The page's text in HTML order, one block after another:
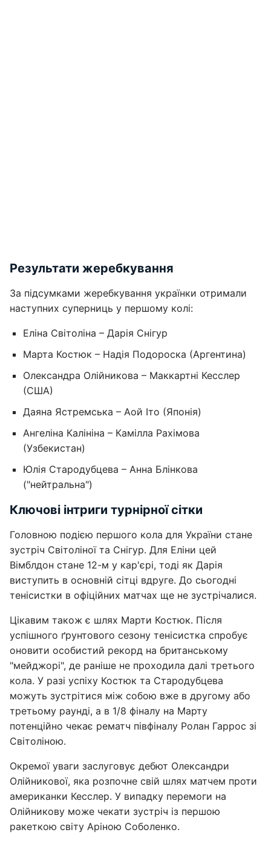
Результати жеребкування
За підсумками жеребкування українки отримали
наступних суперниць у першому колі:
Еліна Світоліна – Дарія Снігур
Марта Костюк – Надія Подороска (Аргентина)
Олександра Олійникова – Маккартні Кесслер
(США)
Даяна Ястремська – Аой Іто (Японія)
Ангеліна Калініна – Камілла Рахімова
(Узбекистан)
Юлія Стародубцева – Анна Блінкова
("нейтральна")
Ключові інтриги турнірної сітки
Головною подією першого кола для України стане
зустріч Світоліної та Снігур. Для Еліни цей
Вімблдон стане 12-м у кар'єрі, тоді як Дарія
виступить в основній сітці вдруге. До сьогодні
тенісистки в офіційних матчах ще не зустрічалися.
Цікавим також є шлях Марти Костюк. Після
успішного ґрунтового сезону тенісистка спробує
оновити особистий рекорд на британському
"мейджорі", де раніше не проходила далі третього
кола. У разі успіху Костюк та Стародубцева
можуть зустрітися між собою вже в другому або
третьому раунді, а в 1/8 фіналу на Марту
потенційно чекає рематч півфіналу Ролан Гаррос зі
Світоліною.
Окремої уваги заслуговує дебют Олександри
Олійникової, яка розпочне свій шлях матчем проти
американки Кесслер. У випадку перемоги на
Олійникову може чекати зустріч із першою
ракеткою світу Аріною Соболенко.